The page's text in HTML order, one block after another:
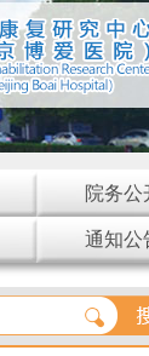
院务公
通知公